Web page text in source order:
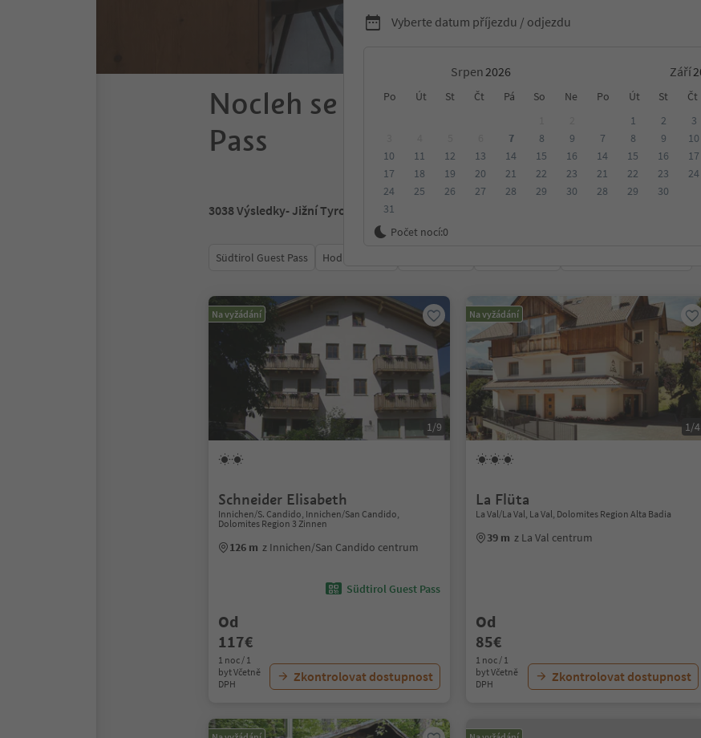
Vyberte datum příjezdu / odjezdu
Srpen Září
Po Út St Čt Pá So Ne Po Út St Čt
7 8
9
10
11 12 13 14 15
16
17
18 19 20 21 22
23
24
25 26 27 28 29
30
31
1 2 3
7
8 9 10
14
15 16 17
21
22 23 24
28
29 30
Počet nocí:0
Nocleh se snídaní s Südtirol Guest
Pass
3038Výsledky- Jižní Tyrolsko
Südtirol Guest Pass Hodnocení
Na vyžádání
1/9
Schneider Elisabeth
Innichen/S. Candido, Innichen/San Candido,
Dolomites Region 3 Zinnen
126 m z Innichen/San Candido centrum
Südtirol Guest Pass
Od
117€
1 noc / 1
byt Včetně
DPH
Zkontrolovat dostupnost
Na vyžádání
1/4
La Flüta
La Val/La Val, La Val, Dolomites Region Alta Badia
39 m z La Val centrum
Od
85€
1 noc / 1
byt Včetně
DPH
Zkontrolovat dostupnost